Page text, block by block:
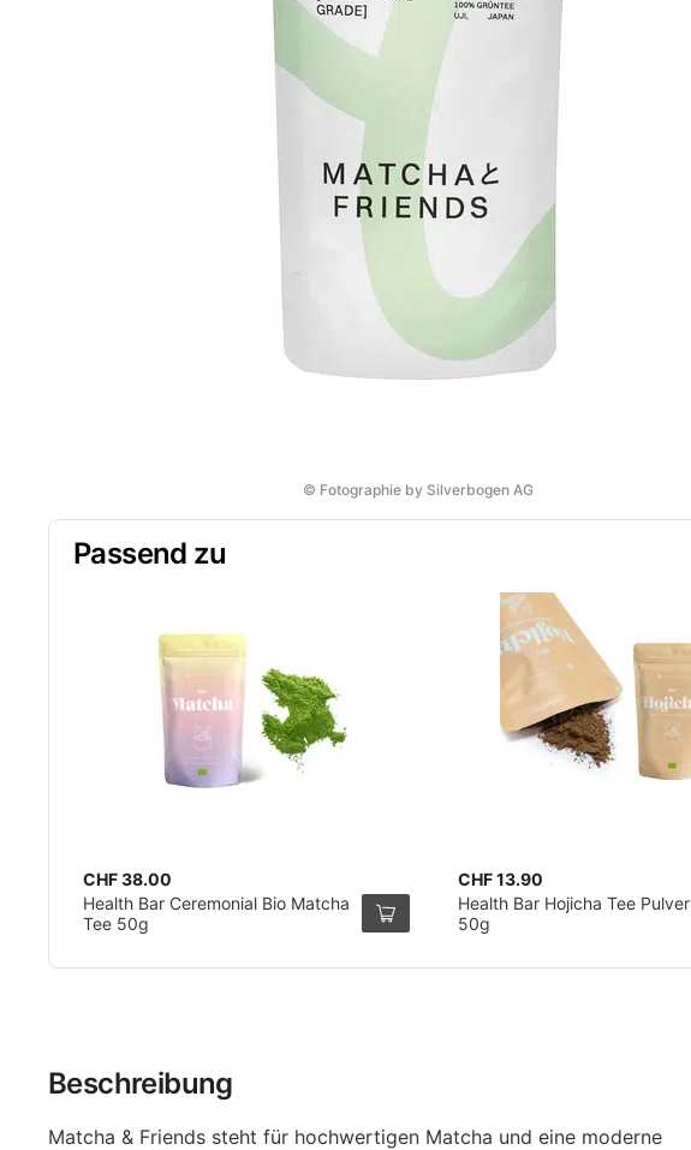
© Fotographie by Silverbogen AG
Passend zu
CHF 38.00
Health Bar Ceremonial Bio Matcha
Tee 50g
CHF 13.90
Health Bar Hojicha Tee Pulver
50g
Beschreibung
Matcha & Friends steht für hochwertigen Matcha und eine moderne